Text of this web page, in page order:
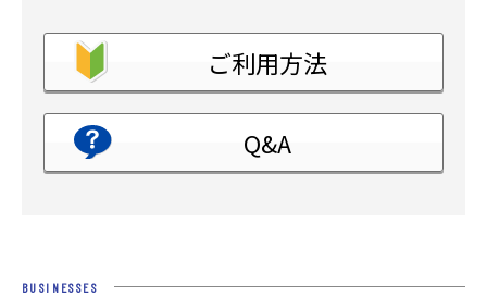
ご利用方法
Q&A
BUSINESSES